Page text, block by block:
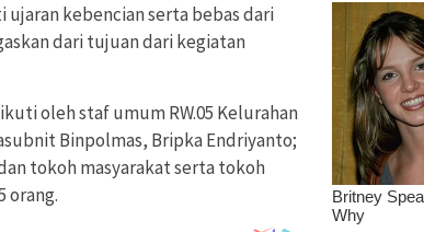
ujaran kebencian serta bebas dari
dari tujuan dari kegiatan
oleh staf umum RW.05 Kelurahan
Binpolmas, Bripka Endriyanto;
tokoh masyarakat serta tokoh
orang.